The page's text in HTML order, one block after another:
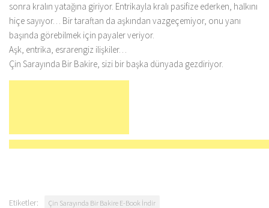
sonra kralın yatağına giriyor. Entrikayla kralı pasifize ederken, halkını
hiçe sayıyor… Bir taraftan da aşkından vazgeçemiyor, onu yanı
başında görebilmek için payaler veriyor.
Aşk, entrika, esrarengiz ilişkiler…
Çin Sarayında Bir Bakire, sizi bir başka dünyada gezdiriyor.
Etiketler:
Çin Sarayında Bir Bakire E-Book İndir